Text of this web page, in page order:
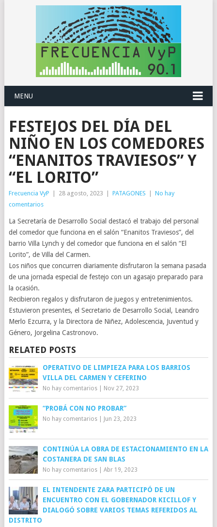
MENU
FESTEJOS DEL DÍA DEL
NIÑO EN LOS COMEDORES
“ENANITOS TRAVIESOS” Y
“EL LORITO”
Frecuencia VyP 28 agosto, 2023 PATAGONES
No hay
comentarios
La Secretaría de Desarrollo Social destacó el trabajo del personal
del comedor que funciona en el salón “Enanitos Traviesos”, del
barrio Villa Lynch y del comedor que funciona en el salón “El
Lorito”, de Villa del Carmen.
Los niños que concurren diariamente disfrutaron la semana pasada
de una jornada especial de festejo con un agasajo preparado para
la ocasión.
Recibieron regalos y disfrutaron de juegos y entretenimientos.
Estuvieron presentes, el Secretario de Desarrollo Social, Leandro
Merlo Ezcurra, y la Directora de Niñez, Adolescencia, Juventud y
Género, Jorgelina Castronovo.
RELATED POSTS
OPERATIVO DE LIMPIEZA PARA LOS BARRIOS
VILLA DEL CARMEN Y CEFERINO
No hay comentarios| Nov 27, 2023
“PROBÁ CON NO PROBAR”
No hay comentarios| Jun 23, 2023
CONTINÚA LA OBRA DE ESTACIONAMIENTO EN LA
COSTANERA DE SAN BLAS
No hay comentarios| Abr 19, 2023
EL INTENDENTE ZARA PARTICIPÓ DE UN
ENCUENTRO CON EL GOBERNADOR KICILLOF Y
DIALOGÓ SOBRE VARIOS TEMAS REFERIDOS AL
DISTRITO